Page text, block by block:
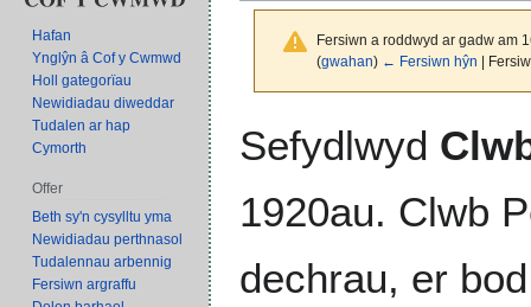
Fersiwn a roddwyd ar gadw am
(gwahan) ← Fersiwn hŷn |
i'r
llywio
i'r
chwilio
Sefydlwyd
1920au. Clwb
dechrau, er
Hafan
Ynglŷn â Cof y Cwmwd
Holl gategorïau
Newidiadau diweddar
Tudalen ar hap
Cymorth
Offer
Beth sy'n cysylltu yma
Newidiadau perthnasol
Tudalennau arbennig
Fersiwn argraffu